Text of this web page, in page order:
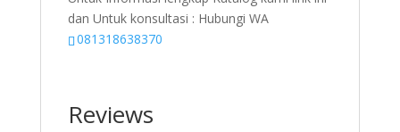
dan Untuk konsultasi : Hubungi WA
081318638370
Reviews